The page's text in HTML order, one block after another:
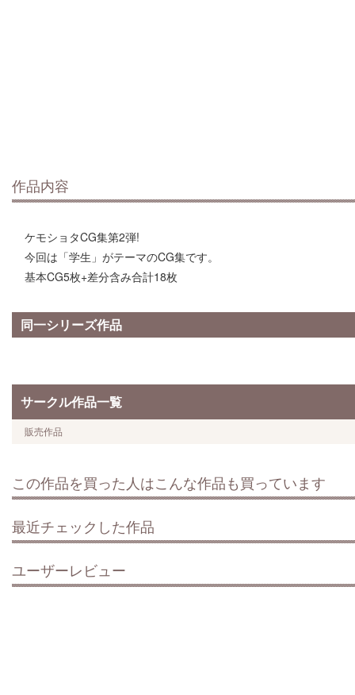
作品内容
ケモショタCG集第2弾!
今回は「学生」がテーマのCG集です。
基本CG5枚+差分含み合計18枚
同一シリーズ作品
サークル作品一覧
販売作品
この作品を買った人はこんな作品も買っています
最近チェックした作品
ユーザーレビュー